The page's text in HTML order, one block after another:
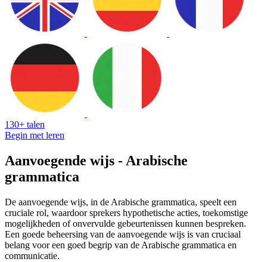
130+ talen
Begin met leren
Aanvoegende wijs - Arabische
grammatica
De aanvoegende wijs, in de Arabische grammatica, speelt een
cruciale rol, waardoor sprekers hypothetische acties, toekomstige
mogelijkheden of onvervulde gebeurtenissen kunnen bespreken.
Een goede beheersing van de aanvoegende wijs is van cruciaal
belang voor een goed begrip van de Arabische grammatica en
communicatie.